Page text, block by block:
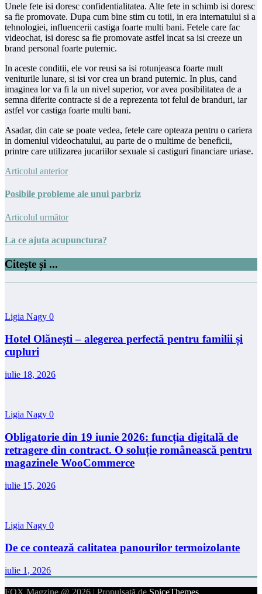
Unele fete isi doresc confidentialitatea. Alte fete in schimb isi doresc
sa fie promovate. Dupa cum bine stim cu totii, in era internatului si a
tehnologiei, influencerii castiga foarte multi bani. Fetele care fac
videochat, isi doresc sa fie promovate astfel incat sa isi creeze un
brand personal foarte puternic.
In aceste conditii, ele vor reusi sa isi rotunjeasca foarte mult
veniturile lunare, si isi vor crea un brand puternic. In plus, cand
imaginea lor va fi la un nivel superior, vor avea posibilitatea de a
semna diferite contracte si de a reprezenta tot felul de branduri, iar
astfel vor castiga foarte multi bani.
Asadar, din cate se poate vedea, fetele care opteaza pentru o cariera
in domeniul videochatului, au parte de o multime de beneficii,
printre care utilizarea jucariilor sexuale si castiguri financiare uriase.
Articolul anterior
Posibile probleme ale unui parbriz
Articolul următor
La ce ajuta acupunctura?
Citește și ...
Ligia Nagy 0
Hotel Olănești – alegerea perfectă pentru familii și
cupluri
iulie 18, 2026
Ligia Nagy 0
Obligatorie din 19 iunie 2026: funcția digitală de
retragere din contract. O soluție românească pentru
magazinele WooCommerce
iulie 15, 2026
Ligia Nagy 0
De ce contează calitatea panourilor termoizolante
iulie 1, 2026
FOX Magzine @ 2026 | Propulsată de SpiceThemes